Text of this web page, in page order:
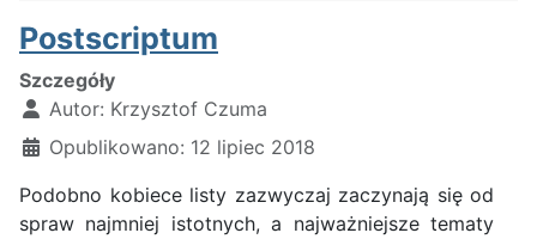
Postscriptum
Szczegóły
Autor: Krzysztof Czuma
Opublikowano: 12 lipiec 2018
Podobno kobiece listy zazwyczaj zaczynają się od
spraw najmniej istotnych, a najważniejsze tematy